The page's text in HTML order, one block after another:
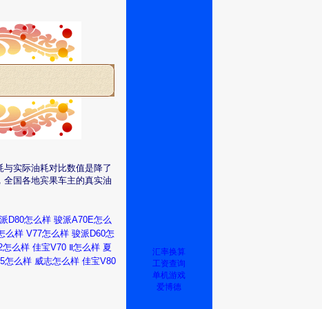
实际油耗对比数值是降了
国各地宾果车主的真实油
D80怎么样 骏派A70E怎么
么样 V77怎么样 骏派D60怎
怎么样 佳宝V70 Ⅱ怎么样 夏
怎么样 威志怎么样 佳宝V80
汇率换算
工资查询
单机游戏
爱博德